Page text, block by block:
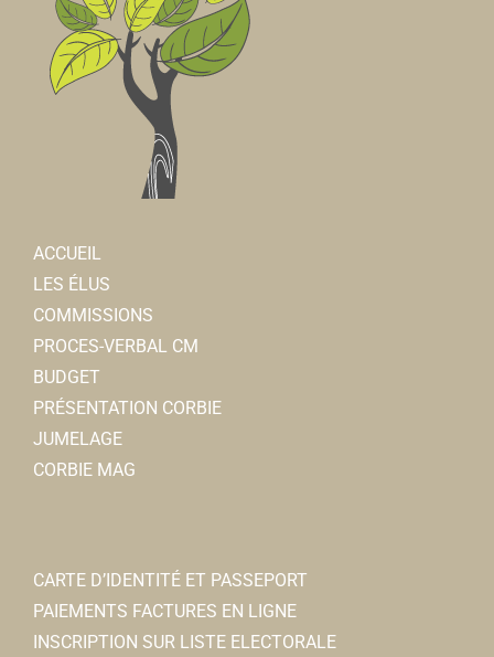
ACCUEIL
LES ÉLUS
COMMISSIONS
PROCES-VERBAL CM
BUDGET
PRÉSENTATION CORBIE
JUMELAGE
CORBIE MAG
CARTE D’IDENTITÉ ET PASSEPORT
PAIEMENTS FACTURES EN LIGNE
INSCRIPTION SUR LISTE ELECTORALE